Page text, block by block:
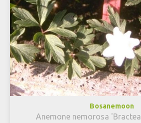
Bosanemoon
Anemone nemorosa